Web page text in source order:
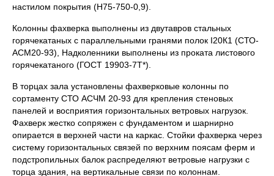
настилом покрытия (Н75-750-0,9).
Колонны фахверка выполнены из двутавров стальных
горячекатаных с параллельными гранями полок I20К1 (СТО-
АСМ20-93), Надколенники выполнены из проката листового
горячекатаного (ГОСТ 19903-7Т*).
В торцах зала установлены фахверковые колонны по
сортаменту СТО АСЧМ 20-93 для крепления стеновых
панелей и восприятия горизонтальных ветровых нагрузок.
Фахверк жестко сопряжен с фундаментом и шарнирно
опирается в верхней части на каркас. Стойки фахверка через
систему горизонтальных связей по верхним поясам ферм и
подстропильных балок распределяют ветровые нагрузки с
торца здания, на вертикальные связи по колоннам.